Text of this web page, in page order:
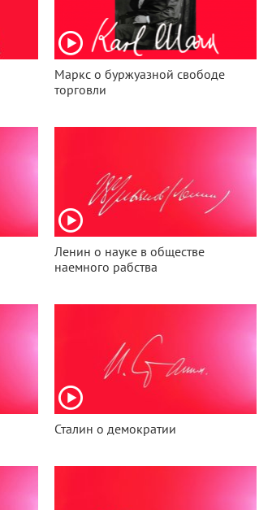
Маркс о буржуазной свободе
торговли
Ленин о науке в обществе
наемного рабства
Сталин о демократии